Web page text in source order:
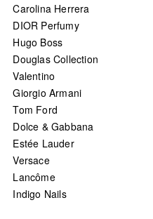
Carolina Herrera
DIOR Perfumy
Hugo Boss
Douglas Collection
Valentino
Giorgio Armani
Tom Ford
Dolce & Gabbana
Estée Lauder
Versace
Lancôme
Indigo Nails